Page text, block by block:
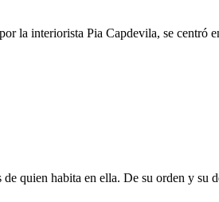
la interiorista Pia Capdevila, se centró
quien habita en ella. De su orden y su